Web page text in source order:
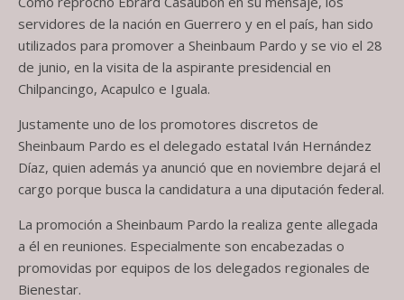
servidores de la nación en Guerrero y en el país, han sido
utilizados para promover a Sheinbaum Pardo y se vio el 28
de junio, en la visita de la aspirante presidencial en
Chilpancingo, Acapulco e Iguala.
Justamente uno de los promotores discretos de
Sheinbaum Pardo es el delegado estatal Iván Hernández
Díaz, quien además ya anunció que en noviembre dejará el
cargo porque busca la candidatura a una diputación federal.
La promoción a Sheinbaum Pardo la realiza gente allegada
a él en reuniones. Especialmente son encabezadas o
promovidas por equipos de los delegados regionales de
Bienestar.